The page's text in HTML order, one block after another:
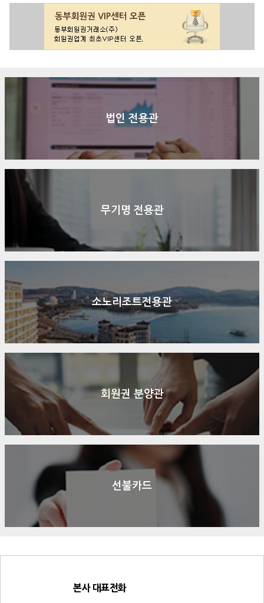
법인 전용관
무기명 전용관
소노리조트전용관
회원권 분양관
선불카드
본사 대표전화